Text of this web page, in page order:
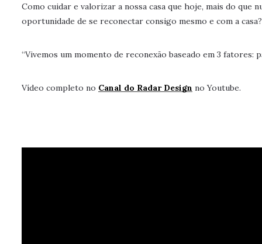
Como cuidar e valorizar a nossa casa que hoje, mais do que
oportunidade de se reconectar consigo mesmo e com a casa?
“Vivemos um momento de reconexão baseado em 3 fatores:
Vídeo completo no Canal do Radar Design no Youtube.